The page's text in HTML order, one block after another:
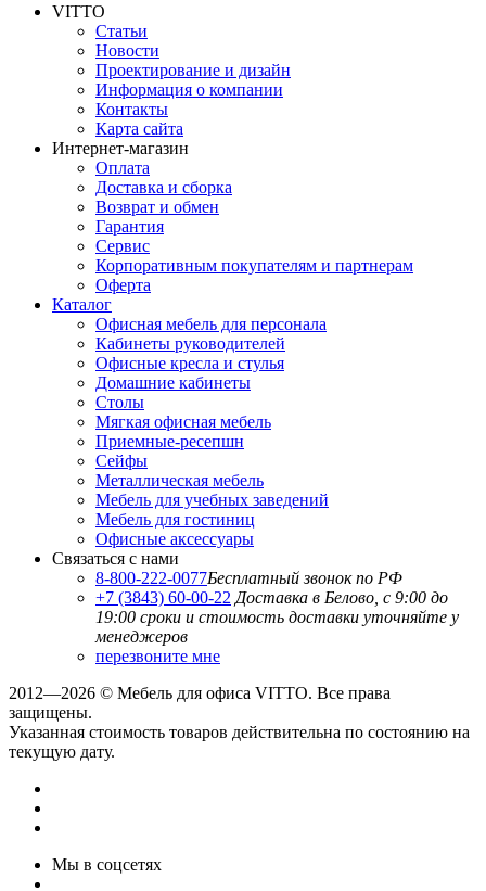
VITTO
Статьи
Новости
Проектирование и дизайн
Информация о компании
Контакты
Карта сайта
Интернет-магазин
Оплата
Доставка и сборка
Возврат и обмен
Гарантия
Сервис
Корпоративным покупателям и партнерам
Оферта
Каталог
Офисная мебель для персонала
Кабинеты руководителей
Офисные кресла и стулья
Домашние кабинеты
Столы
Мягкая офисная мебель
Приемные-ресепшн
Сейфы
Металлическая мебель
Мебель для учебных заведений
Мебель для гостиниц
Офисные аксессуары
Связаться с нами
8-800-222-0077Бесплатный звонок по РФ
+7 (3843) 60-00-22 Доставка в Белово, с 9:00 до
19:00 сроки и стоимость доставки уточняйте у
менеджеров
перезвоните мне
2012—2026 © Мебель для офиса VITTO. Все права
защищены.
Указанная стоимость товаров действительна по состоянию на
текущую дату.
Мы в соцсетях